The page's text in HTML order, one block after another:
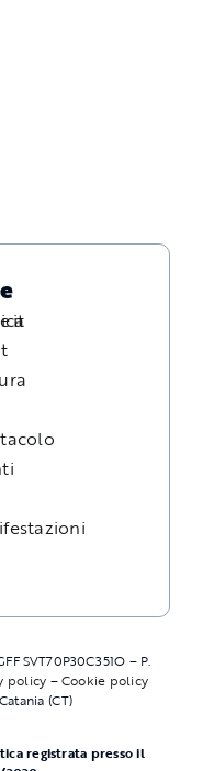
– P.
policy –Cookie policy
(CT)
registrata presso il